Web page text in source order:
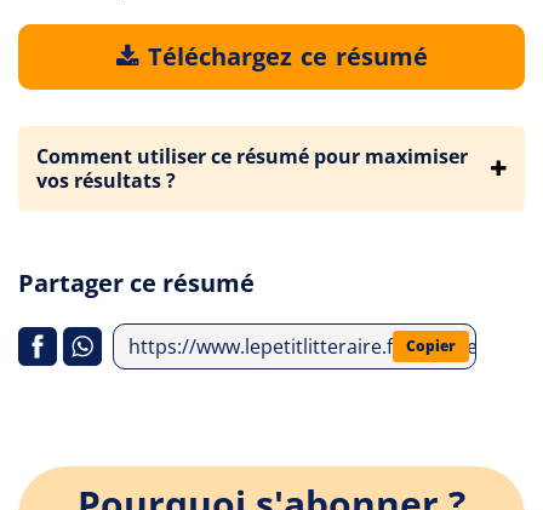
Téléchargez ce résumé
Comment utiliser ce résumé pour maximiser
vos résultats ?
Partager ce résumé
https://www.lepetitlitteraire.fr/analyses-
Copier